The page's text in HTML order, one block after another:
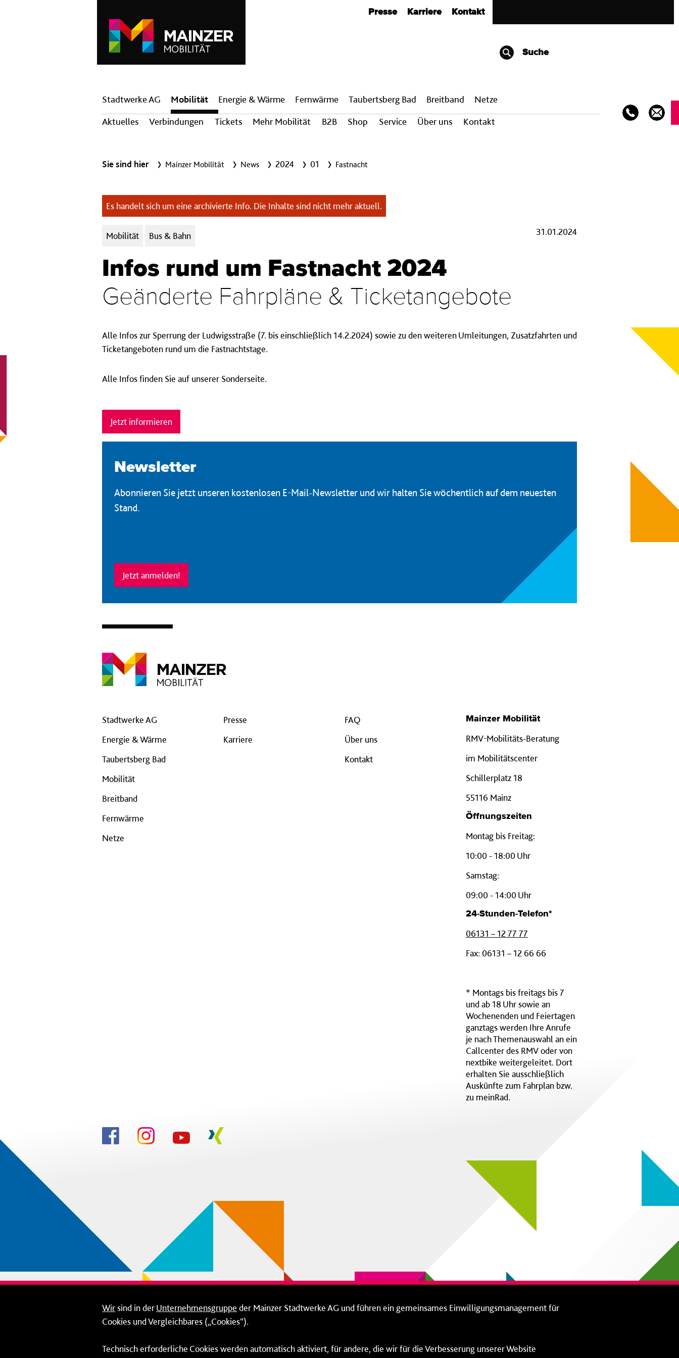
Presse Karriere Kontakt
Suche
Hauptnavigation
Stadtwerke AG
Mobilität
Aktuelles
Verbindungen Tickets Mehr Mobilität B2B Shop Service Über uns Kontakt
Energie & Wärme Fern­wärme Taubertsberg Bad Breit­band Netze
Sie sind hier Mainzer Mobilität News 2024 01 Fastnacht
Es handelt sich um eine archivierte Info. Die Inhalte sind nicht mehr aktuell.
Kategorien:
Mobilität Bus & Bahn 31.01.2024
Infos rund um Fastnacht 2024
Geänderte Fahrpläne & Ticketangebote
Alle Infos zur Sperrung der Ludwigsstraße (7. bis einschließlich 14.2.2024) sowie zu den weiteren Umleitungen, Zusatzfahrten und
Ticketangeboten rund um die Fastnachtstage.
Alle Infos finden Sie auf unserer Sonderseite.
Jetzt informieren
Newsletter
Abonnieren Sie jetzt unseren kostenlosen E-Mail-Newsletter und wir halten Sie wöchentlich auf dem neuesten
Stand.
Jetzt anmelden!
Stadtwerke AG
Energie & Wärme
Taubertsberg Bad
Mobilität
Breitband
Fernwärme
Netze
Presse
Karriere
FAQ
Über uns
Kontakt
Mainzer Mobilität
RMV-Mobilitäts-Beratung
im Mobilitätscenter
Schillerplatz 18
55116 Mainz
Öffnungszeiten
Montag bis Freitag:
10:00 - 18:00 Uhr
Samstag:
09:00 - 14:00 Uhr
24-Stunden-Telefon*
06131 – 12 77 77
Fax: 06131 – 12 66 66
* Montags bis freitags bis 7
und ab 18 Uhr sowie an
Wochenenden und Feiertagen
ganztags werden Ihre Anrufe
je nach Themenauswahl an ein
Callcenter des RMV oder von
nextbike weitergeleitet. Dort
erhalten Sie ausschließlich
Auskünfte zum Fahrplan bzw.
zu meinRad.
Wirsind in derUnternehmensgruppe der Mainzer Stadtwerke AG und führen ein gemeinsames Einwilligungsmanagement für
Cookies und Vergleichbares („Cookies“).
Technisch erforderliche Cookies werden automatisch aktiviert, für andere, die wir für die Verbesserung unserer Website